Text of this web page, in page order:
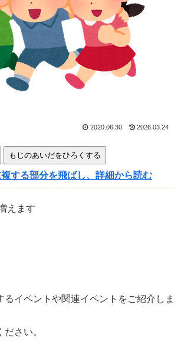
2020.06.30 2026.03.24
もじのあいだをひろくする
する部分を飛ばし、詳細から読む
えます
るイベントや関連イベントをご紹介 しま
ださい。